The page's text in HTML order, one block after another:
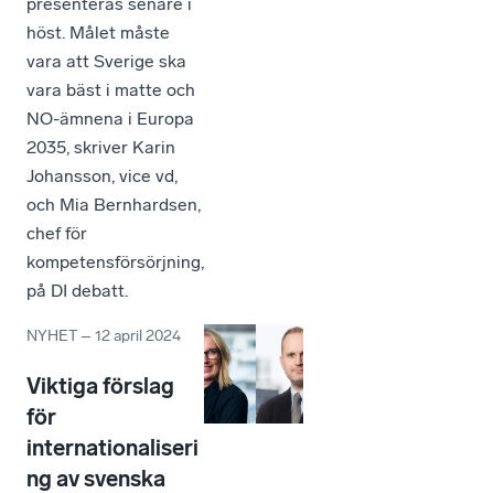
höst. Målet måste
vara att Sverige ska
vara bäst i matte och
NO-ämnena i Europa
2035, skriver Karin
Johansson, vice vd,
och Mia Bernhardsen,
chef för
kompetensförsörjning,
på DI debatt.
NYHET –12 april 2024
Viktiga förslag
för
internationaliseri
ng av svenska